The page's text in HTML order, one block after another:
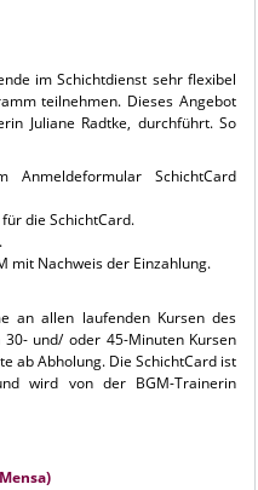
im Schichtdienst sehr flexibel
teilnehmen. Dieses Angebot
Juliane Radtke, durchführt. So
SchichtCard
die SchichtCard.
mit Nachweis der Einzahlung.
an allen laufenden Kursen des
und/ oder 45-Minuten Kursen
ab Abholung. Die SchichtCard ist
wird von der BGM-Trainerin